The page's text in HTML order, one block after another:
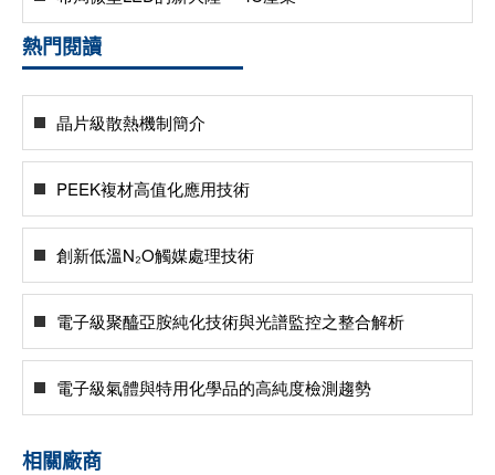
熱門閱讀
晶片級散熱機制簡介
PEEK複材高值化應用技術
創新低溫N₂O觸媒處理技術
電子級聚醯亞胺純化技術與光譜監控之整合解析
電子級氣體與特用化學品的高純度檢測趨勢
相關廠商